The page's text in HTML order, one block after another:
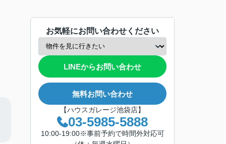
お気軽にお問い合わせください
LINEからお問い合わせ
無料お問い合わせ
【ハウスガレージ池袋店】
03-5985-5888
10:00-19:00※事前予約で時間外対応可